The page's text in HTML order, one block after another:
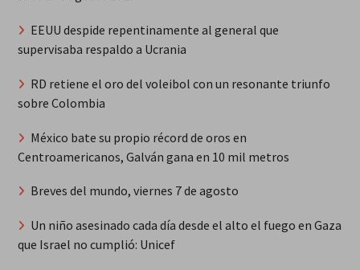
EEUU despide repentinamente al general que
supervisaba respaldo a Ucrania
RD retiene el oro del voleibol con un resonante triunfo
sobre Colombia
México bate su propio récord de oros en
Centroamericanos, Galván gana en 10 mil metros
Breves del mundo, viernes 7 de agosto
Un niño asesinado cada día desde el alto el fuego en Gaza
que Israel no cumplió: Unicef